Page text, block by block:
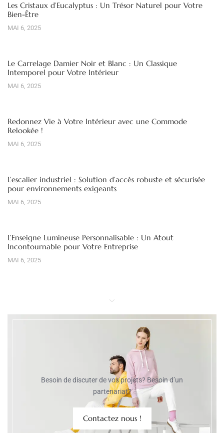
Les Cristaux d’Eucalyptus : Un Trésor Naturel pour Votre
Bien-Être
MAI 6, 2025
Le Carrelage Damier Noir et Blanc : Un Classique
Intemporel pour Votre Intérieur
MAI 6, 2025
Redonnez Vie à Votre Intérieur avec une Commode
Relookée !
MAI 6, 2025
L’escalier industriel : Solution d’accès robuste et sécurisée
pour environnements exigeants
MAI 6, 2025
L’Enseigne Lumineuse Personnalisable : Un Atout
Incontournable pour Votre Entreprise
MAI 6, 2025
Besoin de discuter de vos projets? Besoin d’un
partenariat?
Contactez nous !